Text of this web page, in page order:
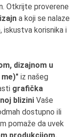
Otkrijte proverene
a koji se nalaze
iskustva korisnika i
dizajnom u
iz našeg
grafička
blizini Vaše
dostupno ili
pomaže da uvek